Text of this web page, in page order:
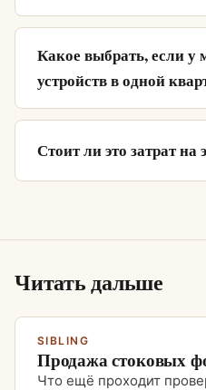
Какое выбрать, если у
устройств в одной
Стоит ли это затрат на
Читать дальше
SIBLING
Продажа стоковых
Что ещё проходит